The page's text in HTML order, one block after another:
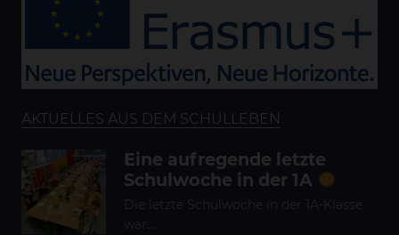
AKTUELLES AUS DEM SCHULLEBEN
Eine aufregende letzte
Schulwoche in der 1A
Die letzte Schulwoche in der 1A-Klasse
war…